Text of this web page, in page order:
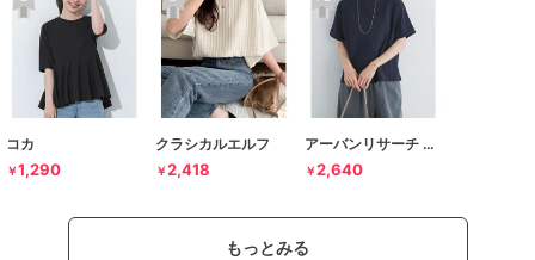
コカ
￥1,290
クラシカルエルフ
￥2,418
アーバンリサーチ ドアーズ
￥2,640
もっとみる